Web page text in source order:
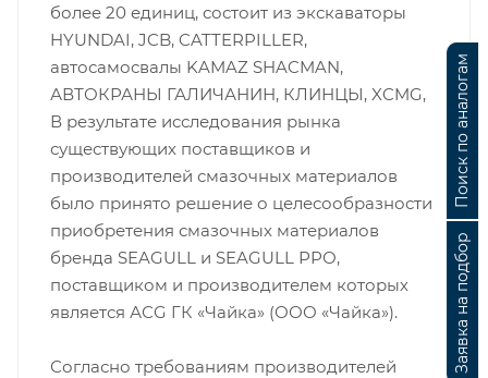
более 20 единиц, состоит из экскаваторы
HYUNDAI, JCB, CATTERPILLER,
автосамосвалы KAMAZ SHACMAN,
АВТОКРАНЫ ГАЛИЧАНИН, КЛИНЦЫ, XCMG,
В результате исследования рынка
существующих поставщиков и
производителей смазочных материалов
было принято решение о целесообразности
приобретения смазочных материалов
бренда SEAGULL и SEAGULL РРО,
поставщиком и производителем которых
является АСG ГК «Чайка» (ООО «Чайка»).
Согласно требованиям производителей
Заявка на подбор
Поиск по аналогам